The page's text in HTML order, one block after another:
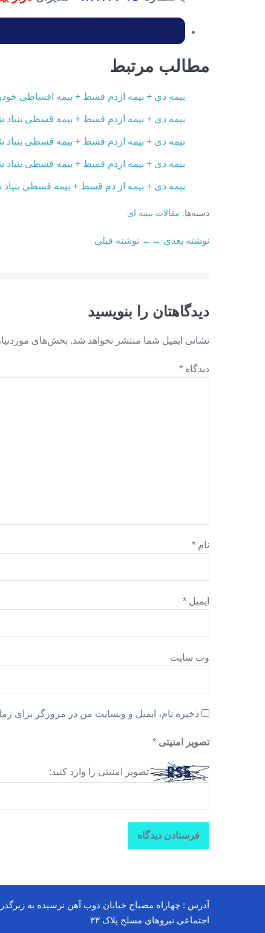
مطالب مرتبط
بیمه دی + بیمه ازدم قسط + بیمه اقساطی
بیمه دی + بیمه ازدم قسط + بیمه قسطی بنیاد
بیمه دی + بیمه ازدم قسط + بیمه قسطی بنیاد
بیمه دی + بیمه ازدم قسط + بیمه قسطی بنیاد
بیمه دی + بیمه از دم قسط + بیمه قسطی بنیاد
دسته‌ها: مقالات بیمه ای
ناوبری
← نوشته قبلی نوشته بعدی →
دیدگاهتان را بنویسید
نشانی ایمیل شما منتشر نخواهد شد. بخش‌های
دیدگاه *
نام *
ایمیل *
وب‌ سایت
ذخیره نام، ایمیل و وبسایت من در مرورگر برای
تصویر امنیتی *
تصویر امنیتی را وارد کنید:
آدرس : چهاراه مصباح خیابان ذوب آهن نرسیده به
اجتماعی نیروهای مسلح پلاک ۳۳